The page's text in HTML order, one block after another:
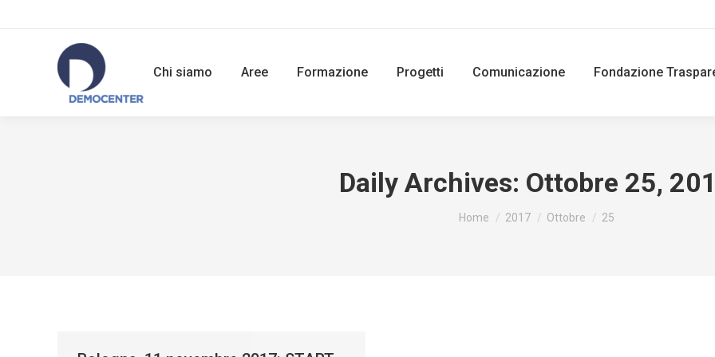
Chi siamo Aree Formazione Progetti Comunicazione Fondazione
Daily Archives: Ottobre 25,
You are here:
Home 2017 Ottobre 25